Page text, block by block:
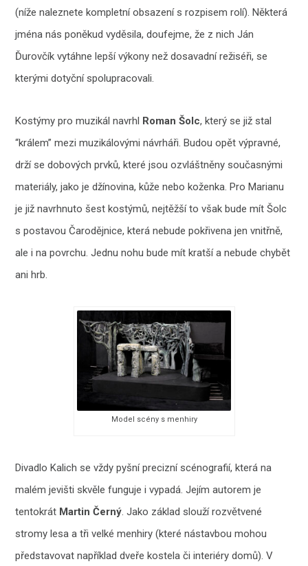
(níže naleznete kompletní obsazení s rozpisem rolí). Některá
jména nás poněkud vyděsila, doufejme, že z nich Ján
Ďurovčík vytáhne lepší výkony než dosavadní režiséři, se
kterými dotyční spolupracovali.
Kostýmy pro muzikál navrhl Roman Šolc, který se již stal
“králem” mezi muzikálovými návrháři. Budou opět výpravné,
drží se dobových prvků, které jsou ozvláštněny současnými
materiály, jako je džínovina, kůže nebo koženka. Pro Marianu
je již navrhnuto šest kostýmů, nejtěžší to však bude mít Šolc
s postavou Čarodějnice, která nebude pokřivena jen vnitřně,
ale i na povrchu. Jednu nohu bude mít kratší a nebude chybět
ani hrb.
Model scény s menhiry
Divadlo Kalich se vždy pyšní precizní scénografií, která na
malém jevišti skvěle funguje i vypadá. Jejím autorem je
tentokrát Martin Černý. Jako základ slouží rozvětvené
stromy lesa a tři velké menhiry (které nástavbou mohou
představovat například dveře kostela či interiéry domů). V